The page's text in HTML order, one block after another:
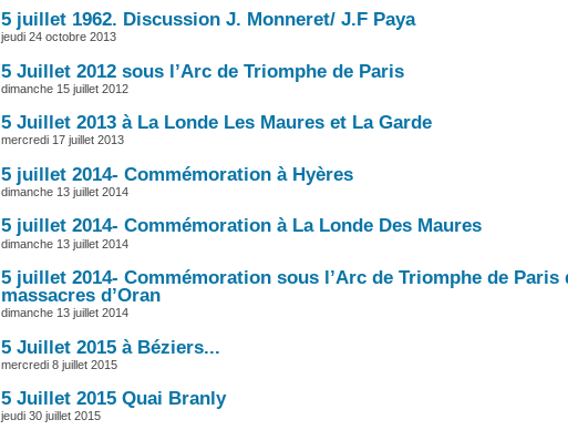
5 juillet 1962. Discussion J. Monneret/ J.F Paya
jeudi 24 octobre 2013
5 Juillet 2012 sous l’Arc de Triomphe de Paris
dimanche 15 juillet 2012
5 Juillet 2013 à La Londe Les Maures et La Garde
mercredi 17 juillet 2013
5 juillet 2014- Commémoration à Hyères
dimanche 13 juillet 2014
5 juillet 2014- Commémoration à La Londe Des Maures
dimanche 13 juillet 2014
5 juillet 2014- Commémoration sous l’Arc de Triomphe de Paris
massacres d’Oran
dimanche 13 juillet 2014
5 Juillet 2015 à Béziers...
mercredi 8 juillet 2015
5 Juillet 2015 Quai Branly
jeudi 30 juillet 2015